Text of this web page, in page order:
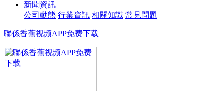
新聞資訊
公司動態 行業資訊 相關知識 常見問題
聯係香蕉视频APP免费下载